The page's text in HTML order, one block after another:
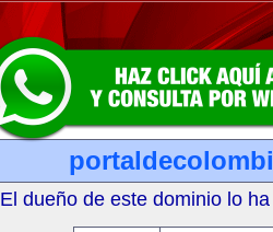
El dueño de este dominio lo